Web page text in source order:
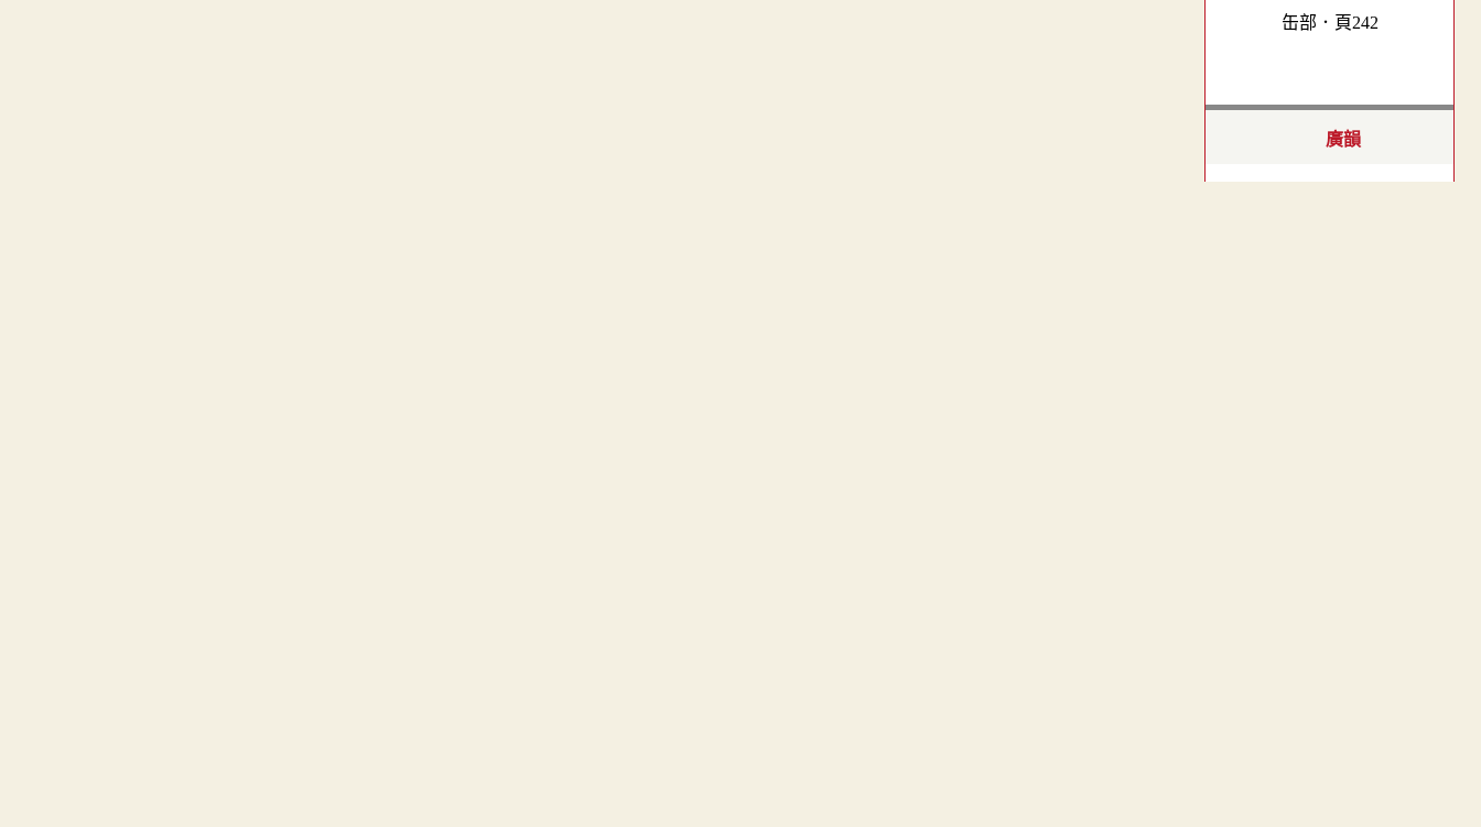
缶部．頁242
廣韻